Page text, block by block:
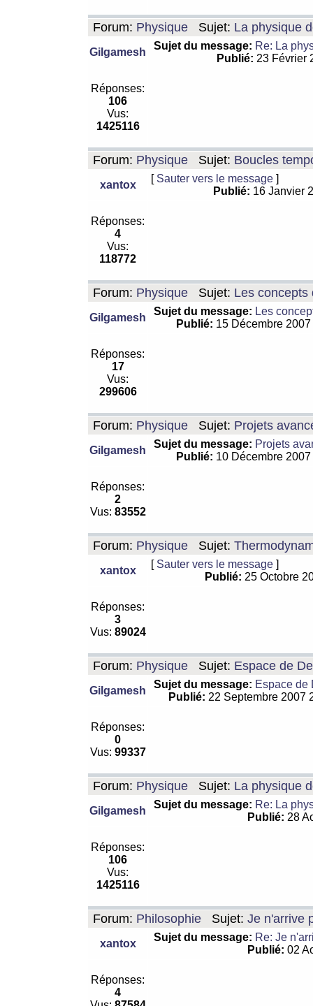
Forum: Physique Sujet: La physique
Gilgamesh
Sujet du message: Re: La
Publié: 23 Février
Réponses:
106
Vus:
1425116
Forum: Physique Sujet: Boucles
xantox
[ Sauter vers le message ]
Publié: 16 Janvier
Réponses:
4
Vus:
118772
Forum: Physique Sujet: Les concepts
Gilgamesh
Sujet du message: Les
Publié: 15 Décembre
Réponses:
17
Vus:
299606
Forum: Physique Sujet: Projets
Gilgamesh
Sujet du message: Projets
Publié: 10 Décembre
Réponses:
2
Vus: 83552
Forum: Physique Sujet:
xantox
[ Sauter vers le message ]
Publié: 25 Octobre
Réponses:
3
Vus: 89024
Forum: Physique Sujet: Espace de
Gilgamesh
Sujet du message: Espace de
Publié: 22 Septembre 2007
Réponses:
0
Vus: 99337
Forum: Physique Sujet: La physique
Gilgamesh
Sujet du message: Re: La
Publié: 28
Réponses:
106
Vus:
1425116
Forum: Philosophie Sujet: Je n'arrive
xantox
Sujet du message: Re: Je
Publié: 02
Réponses:
4